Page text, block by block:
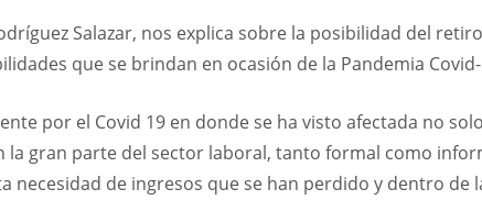
Salazar, nos explica sobre la posibilidad del
que se brindan en ocasión de la Pandemia
por el Covid 19 en donde se ha visto afectada no
gran parte del sector laboral, tanto formal como
de ingresos que se han perdido y dentro de